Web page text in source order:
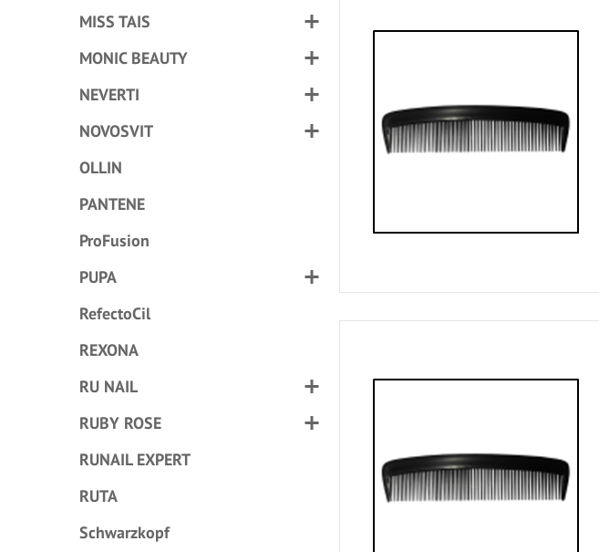
MISS TAIS
MONIC BEAUTY
NEVERTI
NOVOSVIT
OLLIN
PANTENE
ProFusion
PUPA
RefectoCil
REXONA
RU NAIL
RUBY ROSE
RUNAIL EXPERT
RUTA
Schwarzkopf